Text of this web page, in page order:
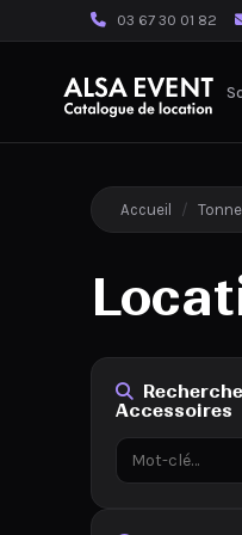
03 67 30 01 82
Accueil /
Accessoires